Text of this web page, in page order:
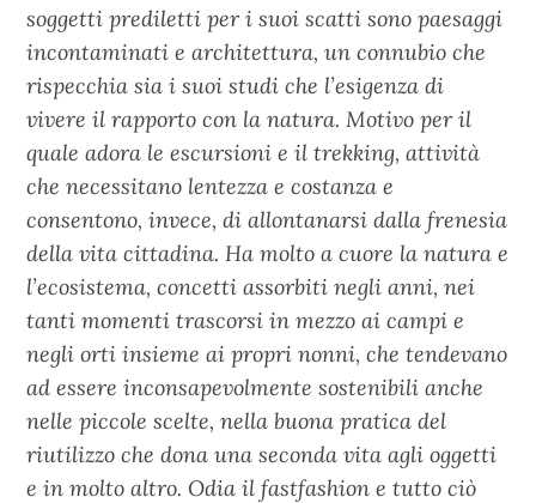
soggetti prediletti per i suoi scatti sono paesaggi
incontaminati e architettura, un connubio che
rispecchia sia i suoi studi che l’esigenza di
vivere il rapporto con la natura. Motivo per il
quale adora le escursioni e il trekking, attività
che necessitano lentezza e costanza e
consentono, invece, di allontanarsi dalla frenesia
della vita cittadina. Ha molto a cuore la natura e
l’ecosistema, concetti assorbiti negli anni, nei
tanti momenti trascorsi in mezzo ai campi e
negli orti insieme ai propri nonni, che tendevano
ad essere inconsapevolmente sostenibili anche
nelle piccole scelte, nella buona pratica del
riutilizzo che dona una seconda vita agli oggetti
e in molto altro. Odia il fastfashion e tutto ciò